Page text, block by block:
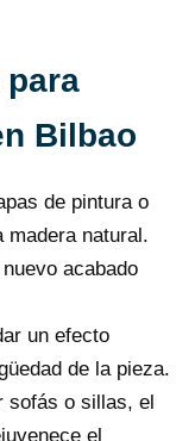
Bilbao
de pintura o
madera natural.
acabado
un efecto
de la pieza.
sofás o sillas, el
el